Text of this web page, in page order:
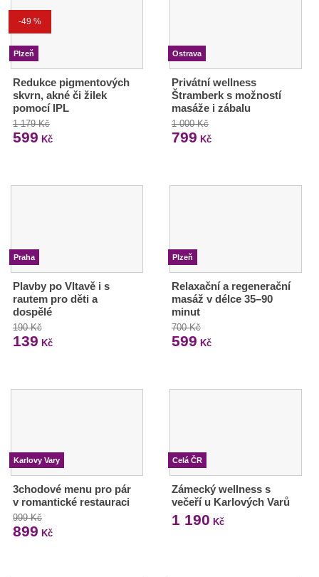
-49 %
Plzeň
Redukce pigmentových
skvrn, akné či žilek
pomocí IPL
1 179 Kč
599 Kč
Ostrava
Privátní wellness
Štramberk s možností
masáže i zábalu
1 000 Kč
799 Kč
Praha
Plavby po Vltavě i s
rautem pro děti a
dospělé
190 Kč
139 Kč
Plzeň
Relaxační a regenerační
masáž v délce 35–90
minut
700 Kč
599 Kč
Karlovy Vary
3chodové menu pro pár
v romantické restauraci
999 Kč
899 Kč
Celá ČR
Zámecký wellness s
večeří u Karlových Varů
1 190 Kč